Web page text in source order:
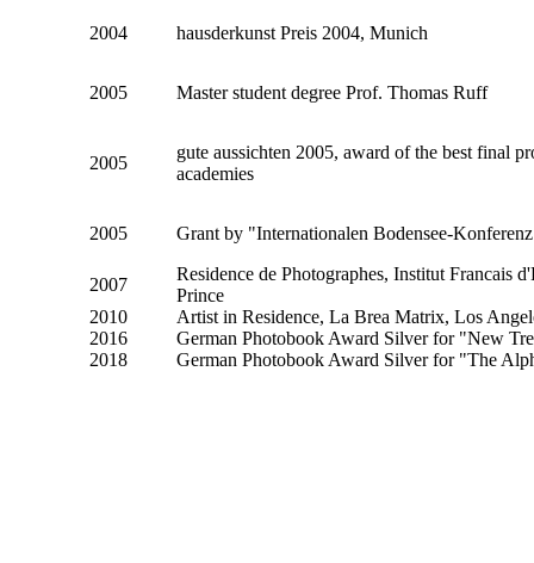
2004 hausderkunst Preis 2004, Munich
2005 Master student degree Prof. Thomas Ruff
2005
gute aussichten 2005, award of the best final
academies
2005 Grant by "Internationalen Bodensee-
2007
Residence de Photographes, Institut Francais
Prince
2010
Artist in Residence, La Brea Matrix, Los
2016
German Photobook Award Silver for "New
2018
German Photobook Award Silver for "The